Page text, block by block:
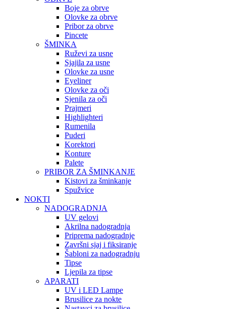
Boje za obrve
Olovke za obrve
Pribor za obrve
Pincete
ŠMINKA
Ruževi za usne
Sjajila za usne
Olovke za usne
Eyeliner
Olovke za oči
Sjenila za oči
Prajmeri
Highlighteri
Rumenila
Puderi
Korektori
Konture
Palete
PRIBOR ZA ŠMINKANJE
Kistovi za šminkanje
Spužvice
NOKTI
NADOGRADNJA
UV gelovi
Akrilna nadogradnja
Priprema nadogradnje
Završni sjaj i fiksiranje
Šabloni za nadogradnju
Tipse
Ljepila za tipse
APARATI
UV i LED Lampe
Brusilice za nokte